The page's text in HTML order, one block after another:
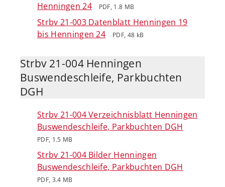
Henningen 24
PDF, 1.8 MB
Strbv 21-003 Datenblatt Henningen 19
bis Henningen 24
PDF, 48 kB
Strbv 21-004 Henningen
Buswendeschleife, Parkbuchten
DGH
Strbv 21-004 Verzeichnisblatt Henningen
Buswendeschleife, Parkbuchten DGH
PDF, 1.5 MB
Strbv 21-004 Bilder Henningen
Buswendeschleife, Parkbuchten DGH
PDF, 3.4 MB